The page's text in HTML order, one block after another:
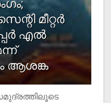
മീറ്റര്‍
എല്‍
ആശങ്ക